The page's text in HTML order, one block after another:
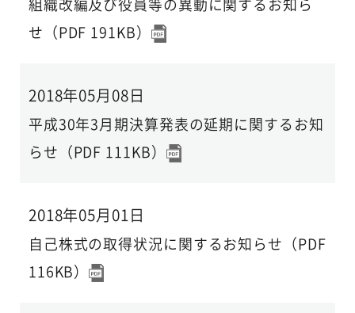
組織改編及び役員等の異動に関するお知ら
せ（PDF 191KB）
2018年05月08日
平成30年3月期決算発表の延期に関するお知
らせ（PDF 111KB）
2018年05月01日
自己株式の取得状況に関するお知らせ（PDF
116KB）